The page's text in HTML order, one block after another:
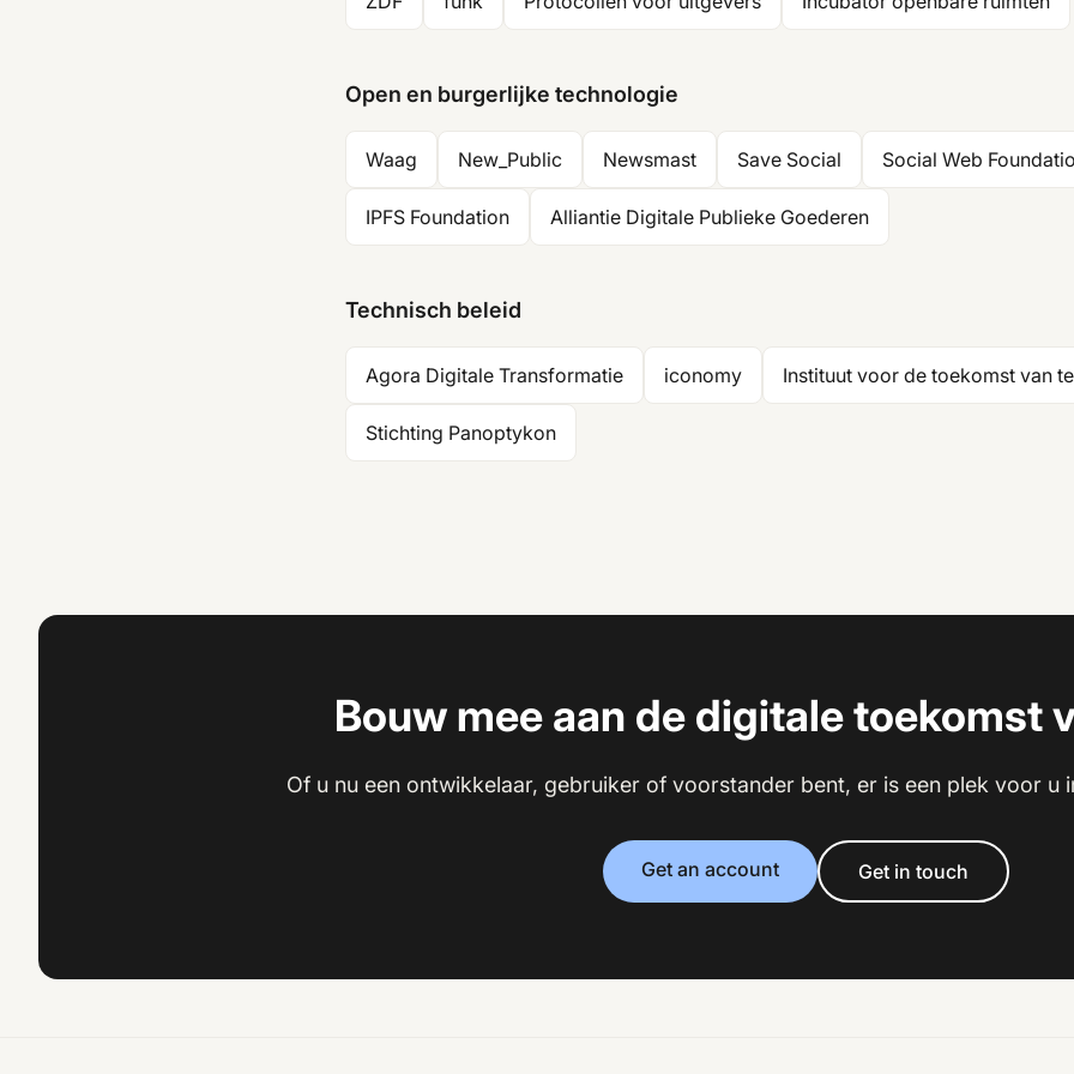
Open en burgerlijke technologie
Waag New_Public Newsmast Save Social Social Web
IPFS Foundation Alliantie Digitale Publieke Goederen
Technisch beleid
Agora Digitale Transformatie iconomy Instituut voor de toekomst van
Stichting Panoptykon
Bouw mee aan de digitale toekomst
Of u nu een ontwikkelaar, gebruiker of voorstander bent, er is een plek voor u
Get an account Get in touch